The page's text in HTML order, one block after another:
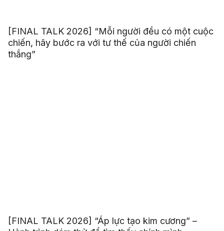
[FINAL TALK 2026] “Mỗi người đều có một cuộc
chiến, hãy bước ra với tư thế của người chiến
thắng”
[FINAL TALK 2026] “Áp lực tạo kim cương” –